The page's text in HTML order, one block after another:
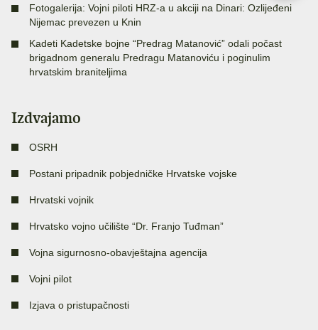
Fotogalerija: Vojni piloti HRZ-a u akciji na Dinari: Ozlijeđeni
Nijemac prevezen u Knin
Kadeti Kadetske bojne “Predrag Matanović” odali počast
brigadnom generalu Predragu Matanoviću i poginulim
hrvatskim braniteljima
Izdvajamo
OSRH
Postani pripadnik pobjedničke Hrvatske vojske
Hrvatski vojnik
Hrvatsko vojno učilište “Dr. Franjo Tuđman”
Vojna sigurnosno-obavještajna agencija
Vojni pilot
Izjava o pristupačnosti